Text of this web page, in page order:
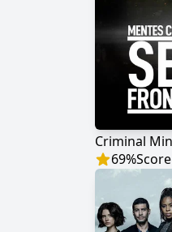
69%Score